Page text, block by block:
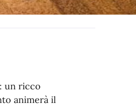
un ricco
animerà il